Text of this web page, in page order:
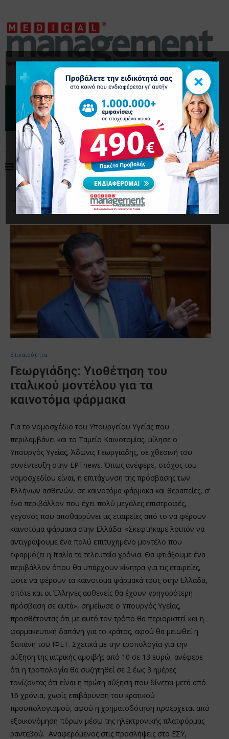
Home Επικαιρότητα
Γεωργιάδης: Υιοθέτηση του
ιταλικού μοντέλου για τα καινοτόμα φάρμακα
Επικαιρότητα
Γεωργιάδης: Υιοθέτηση του
ιταλικού μοντέλου για τα
καινοτόμα φάρμακα
Για το νομοσχέδιο του Υπουργείου Υγείας που
περιλαμβάνει και το Ταμείο Καινοτομίας, μίλησε ο
Υπουργός Υγείας, Άδωνις Γεωργιάδης, σε χθεσινή του
συνέντευξη στην ΕΡΤnews. Όπως ανέφερε, στόχος του
νομοσχεδίου είναι, η επιτάχυνση της πρόσβασης των
Ελλήνων ασθενών, σε καινοτόμα φάρμακα και θεραπείες, σ’
ένα περιβάλλον που έχει πολύ μεγάλες επιστροφές,
γεγονός που αποθαρρύνει τις εταιρείες από το να φέρουν
καινοτόμα φάρμακα στην Ελλάδα. «Σκεφτήκαμε λοιπόν να
αντιγράψουμε ένα πολύ επιτυχημένο μοντέλο που
εφαρμόζει η Ιταλία τα τελευταία χρόνια. Θα φτιάξουμε ένα
περιβάλλον όπου θα υπάρχουν κίνητρα για τις εταιρείες,
ώστε να φέρουν τα καινοτόμα φάρμακά τους στην Ελλάδα,
οπότε και οι Έλληνες ασθενείς θα έχουν γρηγορότερη
πρόσβαση σε αυτά», σημείωσε ο Υπουργός Υγείας,
προσθέτοντας ότι με αυτό τον τρόπο θα περιοριστεί και η
φαρμακευτική δαπάνη για το κράτος, αφού θα μειωθεί η
δαπάνη του ΙΦΕΤ. Σχετικά με την τροπολογία για την
αύξηση της ιατρικής αμοιβής από 10 σε 13 ευρώ, ανέφερε
ότι η τροπολογία θα συζητηθεί σε 2 έως 3 ημέρες
τονίζοντας ότι είναι η πρώτη αύξηση που δίνεται μετά από
16 χρόνια, χωρίς επιβάρυνση του κρατικού
προϋπολογισμού, αφού η χρηματοδότηση προέρχεται από
εξοικονόμηση πόρων μέσω της ηλεκτρονικής πλατφόρμας
ραντεβού. Αναφερόμενος στις προσλήψεις στο ΕΣΥ,
×
×